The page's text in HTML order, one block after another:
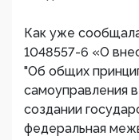
Как уже
1048557-6 «О
"Об общих
самоуправления
создании
федеральная